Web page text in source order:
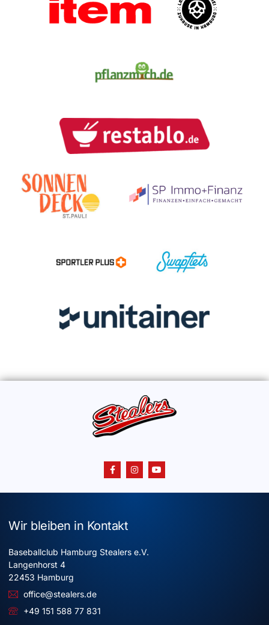
Wir bleiben in Kontakt
Baseballclub Hamburg Stealers e.V.
Langenhorst 4
22453 Hamburg
office@stealers.de
+49 151 588 77 831